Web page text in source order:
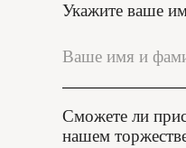
Укажите ваше
Сможете ли
нашем